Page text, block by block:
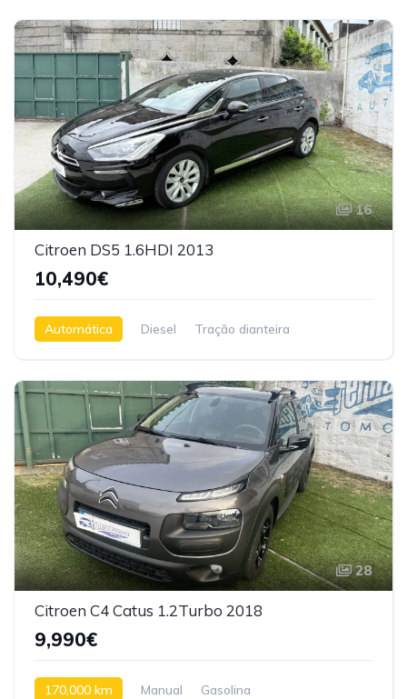
16
Citroen DS5 1.6HDI 2013
10,490€
Automática Diesel Tração dianteira
28
Citroen C4 Catus 1.2Turbo 2018
9,990€
170,000 km Manual
Gasolina